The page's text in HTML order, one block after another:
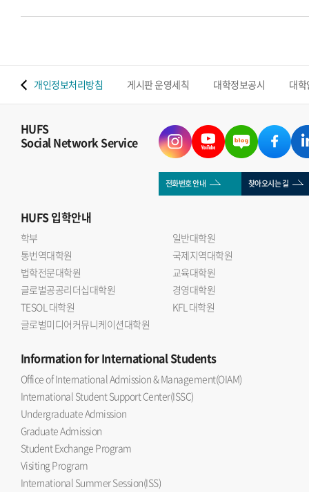
개인정보처리방침 게시판 운영세칙 대학정보공시 대
HUFS
Social Network Service
전화번호 안내 찾아오시는 길
HUFS입학안내
학부
일반대학원
통번역대학원
국제지역대학원
법학전문대학원
교육대학원
글로벌공공리더십대학원
경영대학원
TESOL 대학원
KFL 대학원
글로벌미디어커뮤니케이션대학원
Informationfor International Students
Office of International Admission & Management(OIAM)
International Student Support Center(ISSC)
Undergraduate Admission
Graduate Admission
Student Exchange Program
Visiting Program
International Summer Session(ISS)